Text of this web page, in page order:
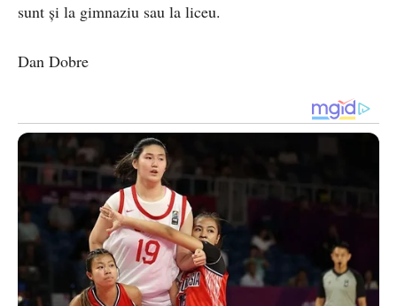
sunt și la gimnaziu sau la liceu.
Dan Dobre